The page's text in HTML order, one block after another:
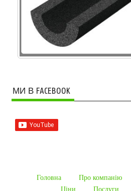
МИ В FACEBOOK
Головна Про компанію
Ціни
Послуги